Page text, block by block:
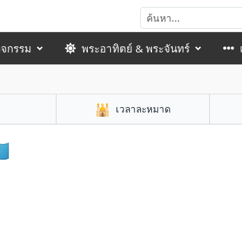
กรรม พระอาทิตย์ & พระจันทร์
🕌 เวลาละหมาด